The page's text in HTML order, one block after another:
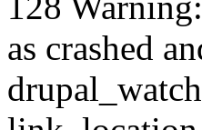
as crashed